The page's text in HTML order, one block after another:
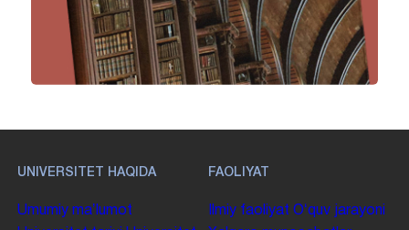
UNIVERSITET HAQIDA
Umumiy maʼlumot
FAOLIYAT
Ilmiy faoliyat Oʻquv jarayoni